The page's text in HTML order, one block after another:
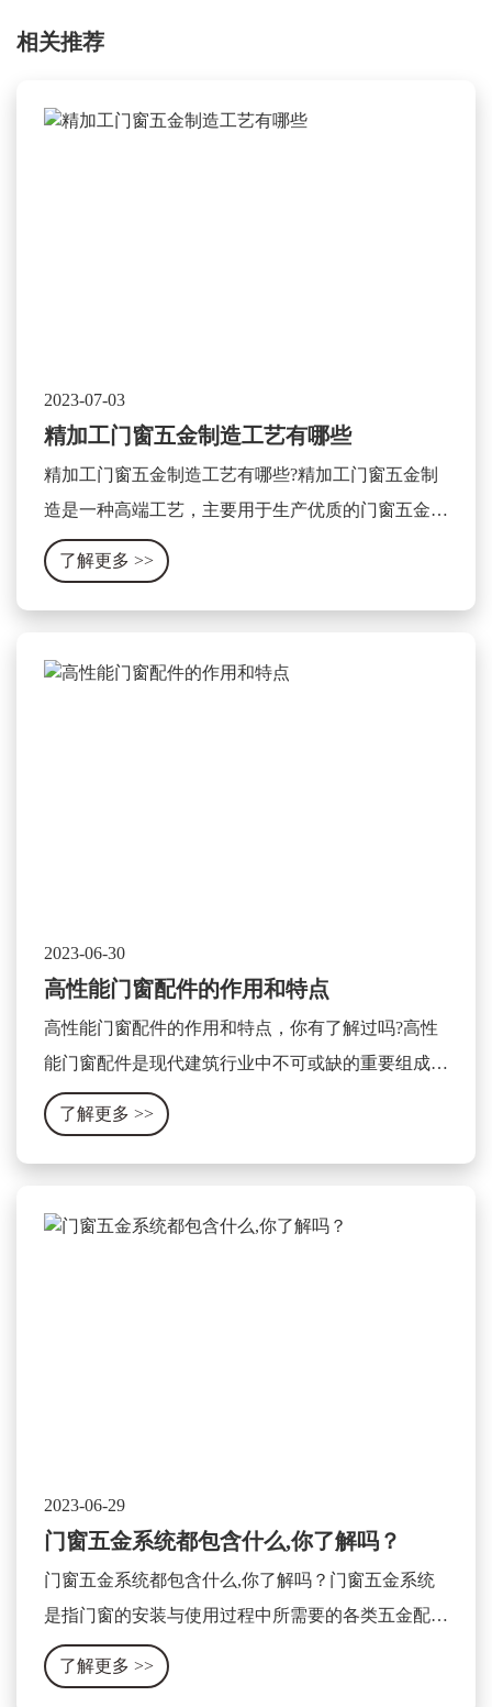
相关推荐
2023-07-03
精加工门窗五金制造工艺有哪些
精加工门窗五金制造工艺有哪些?精加工门窗五金制
造是一种高端工艺，主要用于生产优质的门窗五金产
品。这种工艺主要包含以下几个方面：
了解更多 >>
2023-06-30
高性能门窗配件的作用和特点
高性能门窗配件的作用和特点，你有了解过吗?高性
能门窗配件是现代建筑行业中不可或缺的重要组成部
分，它可以显著提升门窗的使用性能和安全性。其作
用和特点可以被总结为以下几个方面。
了解更多 >>
2023-06-29
门窗五金系统都包含什么,你了解吗？
门窗五金系统都包含什么,你了解吗？门窗五金系统
是指门窗的安装与使用过程中所需要的各类五金配件
及相关设备的集合体。它包含了门窗的开关、锁具、
合页、滑轨、拉手、密封条等各种零部件。
了解更多 >>